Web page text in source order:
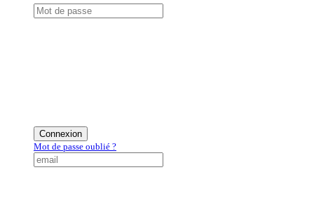
Connexion
Mot de passe oublié ?